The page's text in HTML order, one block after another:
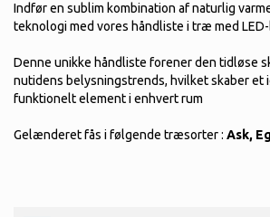
Indfør en sublim kombination af naturlig
teknologi med vores håndliste i træ med
Denne unikke håndliste forener den tidløse
nutidens belysningstrends, hvilket skaber et
funktionelt element i enhvert rum
Gelænderet fås i følgende træsorter : Ask,